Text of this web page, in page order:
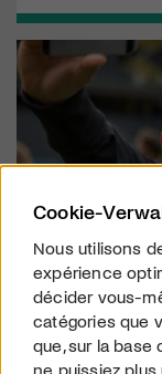
STREAMING
Mario
Cookie-
Nous utilisons
expérience
décider vous-
catégories que
que, sur la base
ne puissiez